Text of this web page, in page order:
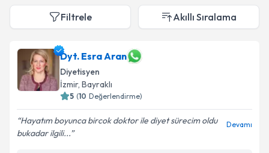
Filtrele Akıllı Sıralama
Dyt. Esra Aran
Diyetisyen
İzmir, Bayraklı
5 (10 Değerlendirme)
Hayatım boyunca bircok doktor ile diyet sürecim oldu
bukadar ilgili...
Devamı